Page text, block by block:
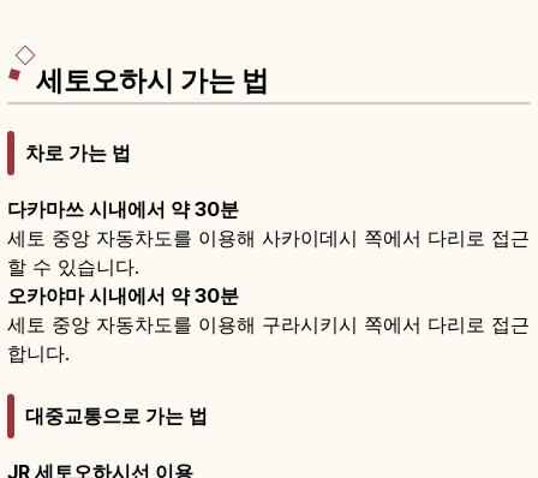
세토오하시 가는 법
차로 가는 법
다카마쓰 시내에서 약 30분
세토 중앙 자동차도를 이용해 사카이데시 쪽에서 다리로 접근
할 수 있습니다.
오카야마 시내에서 약 30분
세토 중앙 자동차도를 이용해 구라시키시 쪽에서 다리로 접근
합니다.
대중교통으로 가는 법
JR 세토오하시선 이용